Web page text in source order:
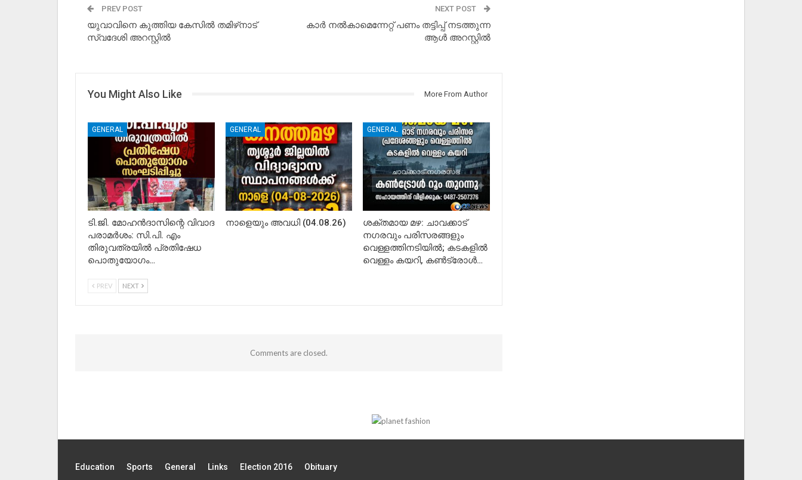
PREV POST
യുവാവിനെ കുത്തിയ കേസില്‍ തമിഴ്‌നാട്
സ്വദേശി അറസ്റ്റില്‍
NEXT POST
കാര്‍ നല്‍കാമെന്നേറ്റ് പണം തട്ടിപ്പ് നടത്തുന്ന
ആള്‍ അറസ്റ്റില്‍
You Might Also Like More From Author
GENERAL
ടി.ജി. മോഹൻദാസിന്റെ വിവാദ
പരാമർശം: സി.പി. എം
തിരുവത്രയിൽ പ്രതിഷേധ
പൊതുയോഗം…
GENERAL
നാളെയും അവധി (04.08.26)
GENERAL
ശക്തമായ മഴ: ചാവക്കാട്
നഗരവും പരിസരങ്ങളും
വെള്ളത്തിനടിയിൽ; കടകളിൽ
വെള്ളം കയറി, കൺട്രോൾ…
PREV NEXT
Comments are closed.
Education Sports General Links Election 2016 Obituary